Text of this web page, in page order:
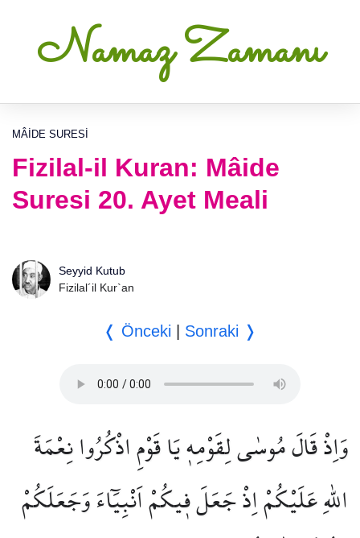
Namaz Zamanı
MÂIDE SURESI
Fizilal-il Kuran: Mâide
Suresi 20. Ayet Meali
Seyyid Kutub
Fizilal´il Kur`an
❬ Önceki Sonraki ❭
وَاِذْ قَالَ مُوسٰى لِقَوْمِه۪ يَا قَوْمِ اذْكُرُوا نِعْمَةَ
اللّٰهِ عَلَيْكُمْ اِذْ جَعَلَ ف۪يكُمْ اَنْبِيَٓاءَ وَجَعَلَكُمْ